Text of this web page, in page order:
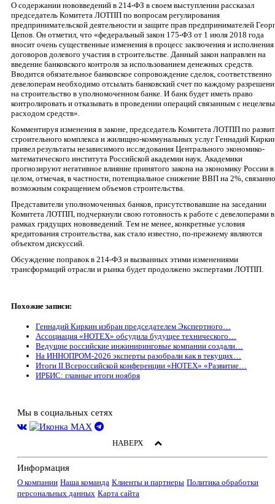
О содержании нововведений в 214-ФЗ в своем выступлении рассказал
председатель Комитета ЛОТПП по вопросам регулирования
предпринимательской деятельности и защите прав предпринимателей
Цепов. Он отметил, что «федеральный закон 175-ФЗ от 1 июля 2018 года
вносит очень существенные изменения в процесс заключения и исполнения
договоров долевого участия в строительстве. Данный закон направлен на
введение банковского контроля за использованием денежных средств.
Вводится обязательное банковское сопровождение сделок, соответственно
девелоперам необходимо отсылать банковский счет по каждому
на строительство в уполномоченном банке. И банк будет иметь право
контролировать и отказывать в проведении операций связанным с
расходом средств».
Комментируя изменения в законе, председатель Комитета ЛОТПП по
строительного комплекса и жилищно-коммунальных услуг Геннадий
привел результаты независимого исследования Центрального экономико-
математического института Российской академии наук. Академики
прогнозируют негативное влияние принятого закона на экономику России в
целом, отмечая, в частности, потенциальное снижение ВВП на 2%,
возможным сокращением объемов строительства.
Представители уполномоченных банков, присутствовавшие на заседании
Комитета ЛОТПП, подчеркнули свою готовность к работе с девелоперами в
рамках грядущих нововведений. Тем не менее, конкретные условия
кредитования строительства, как стало известно, по-прежнему являются
объектом дискуссий.
Обсуждение поправок в 214-ФЗ и вызванных этими изменениями
трансформаций отрасли и рынка будет продолжено экспертами ЛОТПП.
Похожие записи:
Геннадий Киркин избран председателем Экспертного…
Ассоциация «НОТЕХ» обсудила будущее технического…
Ведущие российские инжиниринговые компании создали…
На ИННОПРОМ-2026 эксперты разобрали как в текущих…
Итоги II Всероссийской конференции «НОТЕХ» «Развитие…
ИРБИС: главные итоги ноября
Мы в социальных сетях
НАВЕРХ
Информация
О компании Наша команда Клиенты и партнеры Политика обработки
персональных данных Карта сайта